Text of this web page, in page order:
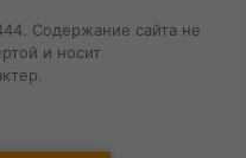
Содержание сайта не
и носит